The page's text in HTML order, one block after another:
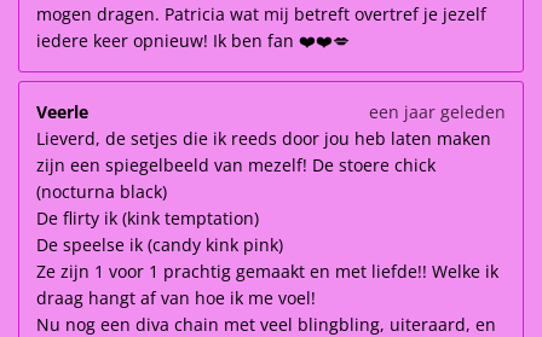
mogen dragen. Patricia wat mij betreft overtref je jezelf
iedere keer opnieuw! Ik ben fan ❤️❤️💋
Veerle
een jaar geleden
Lieverd, de setjes die ik reeds door jou heb laten maken
zijn een spiegelbeeld van mezelf! De stoere chick
(nocturna black)
De flirty ik (kink temptation)
De speelse ik (candy kink pink)
Ze zijn 1 voor 1 prachtig gemaakt en met liefde!! Welke ik
draag hangt af van hoe ik me voel!
Nu nog een diva chain met veel blingbling, uiteraard, en